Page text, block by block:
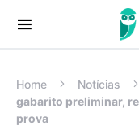
Procurar:
Home Notícias
gabarito preliminar,
prova